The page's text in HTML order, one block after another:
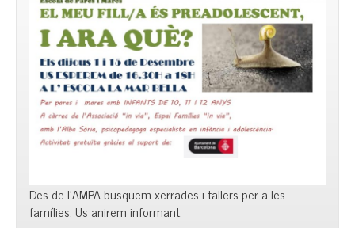
Des de l’AMPA busquem xerrades i tallers per a les
famílies. Us anirem informant.